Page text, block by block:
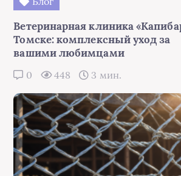
Ветеринарная клиника
Томске: комплексный уход за
вашими любимцами
0 448 3 мин.